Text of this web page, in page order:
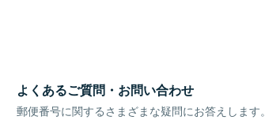
よくあるご質問・お問い合わせ
郵便番号に関するさまざまな疑問にお答えします。